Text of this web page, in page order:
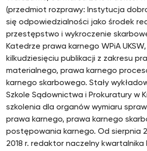
(przedmiot rozprawy: Instytucja
się odpowiedzialności jako środek
przestępstwo i wykroczenie
Katedrze prawa karnego WPiA
kilkudziesięciu publikacji z zakresu
materialnego, prawa karnego
karnego skarbowego. Stały
Szkole Sądownictwa i Prokuratury w
szkolenia dla organów wymiaru
prawa karnego, prawa karnego
postępowania karnego. Od sierpnia
2018 r. redaktor naczelny kwartalnika